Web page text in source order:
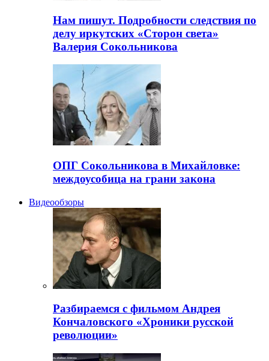
Нам пишут. Подробности следствия по
делу иркутских «Сторон света»
Валерия Сокольникова
ОПГ Сокольникова в Михайловке:
междоусобица на грани закона
Видеообзоры
Разбираемся с фильмом Андрея
Кончаловского «Хроники русской
революции»